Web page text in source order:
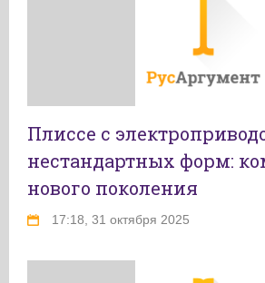
Плиссе с
нестандартных форм:
нового поколения
17:18, 31 октября 2025